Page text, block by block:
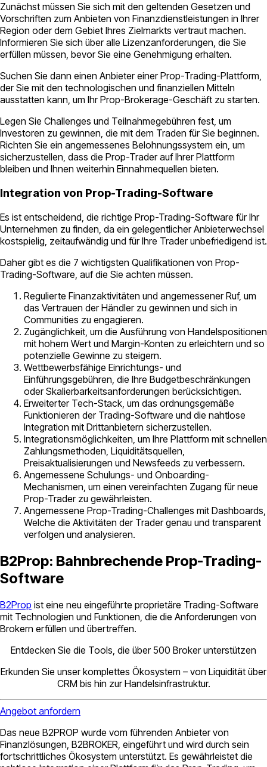
Zunächst müssen Sie sich mit den geltenden Gesetzen und
Vorschriften zum Anbieten von Finanzdienstleistungen in Ihrer
Region oder dem Gebiet Ihres Zielmarkts vertraut machen.
Informieren Sie sich über alle Lizenzanforderungen, die Sie
erfüllen müssen, bevor Sie eine Genehmigung erhalten.
Suchen Sie dann einen Anbieter einer Prop-Trading-Plattform,
der Sie mit den technologischen und finanziellen Mitteln
ausstatten kann, um Ihr Prop-Brokerage-Geschäft zu starten.
Legen Sie Challenges und Teilnahmegebühren fest, um
Investoren zu gewinnen, die mit dem Traden für Sie beginnen.
Richten Sie ein angemessenes Belohnungssystem ein, um
sicherzustellen, dass die Prop-Trader auf Ihrer Plattform
bleiben und Ihnen weiterhin Einnahmequellen bieten.
Integration von Prop-Trading-Software
Es ist entscheidend, die richtige Prop-Trading-Software für Ihr
Unternehmen zu finden, da ein gelegentlicher Anbieterwechsel
kostspielig, zeitaufwändig und für Ihre Trader unbefriedigend ist.
Daher gibt es die 7 wichtigsten Qualifikationen von Prop-
Trading-Software, auf die Sie achten müssen.
Regulierte Finanzaktivitäten und angemessener Ruf, um
das Vertrauen der Händler zu gewinnen und sich in
Communities zu engagieren.
Zugänglichkeit, um die Ausführung von Handelspositionen
mit hohem Wert und Margin-Konten zu erleichtern und so
potenzielle Gewinne zu steigern.
Wettbewerbsfähige Einrichtungs- und
Einführungsgebühren, die Ihre Budgetbeschränkungen
oder Skalierbarkeitsanforderungen berücksichtigen.
Erweiterter Tech-Stack, um das ordnungsgemäße
Funktionieren der Trading-Software und die nahtlose
Integration mit Drittanbietern sicherzustellen.
Integrationsmöglichkeiten, um Ihre Plattform mit schnellen
Zahlungsmethoden, Liquiditätsquellen,
Preisaktualisierungen und Newsfeeds zu verbessern.
Angemessene Schulungs- und Onboarding-
Mechanismen, um einen vereinfachten Zugang für neue
Prop-Trader zu gewährleisten.
Angemessene Prop-Trading-Challenges mit Dashboards,
Welche die Aktivitäten der Trader genau und transparent
verfolgen und analysieren.
B2Prop: Bahnbrechende Prop-Trading-
Software
B2Prop ist eine neu eingeführte proprietäre Trading-Software
mit Technologien und Funktionen, die die Anforderungen von
Brokern erfüllen und übertreffen.
Entdecken Sie die Tools, die über 500 Broker unterstützen
Erkunden Sie unser komplettes Ökosystem – von Liquidität über
CRM bis hin zur Handelsinfrastruktur.
Angebot anfordern
Das neue B2PROP wurde vom führenden Anbieter von
Finanzlösungen, B2BROKER, eingeführt und wird durch sein
fortschrittliches Ökosystem unterstützt. Es gewährleistet die